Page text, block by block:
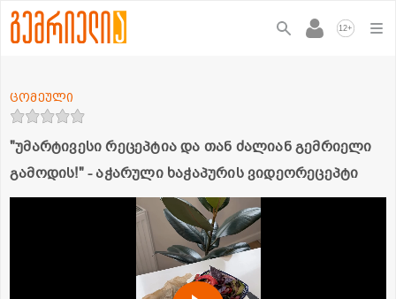
12+
"უმარტივესი რეცეპტია და თან ძალიან გემრიელი
გამოდის!" - აჭარული ხაჭაპურის ვიდეორეცეპტი
ცომეული